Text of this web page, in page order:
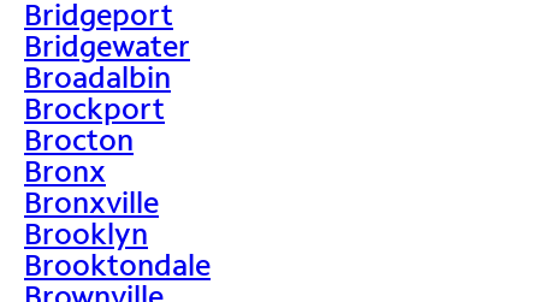
Bridgeport
Bridgewater
Broadalbin
Brockport
Brocton
Bronx
Bronxville
Brooklyn
Brooktondale